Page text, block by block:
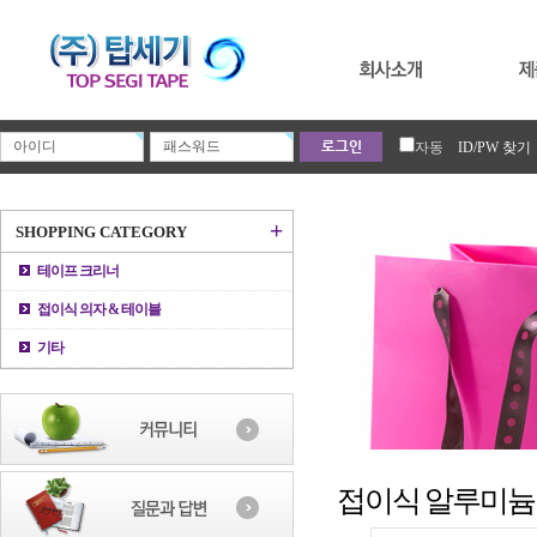
자동 ID/PW 찾기
SHOPPING CATEGORY +
테이프 크리너
접이식 의자 & 테이블
기타
접이식 알루미